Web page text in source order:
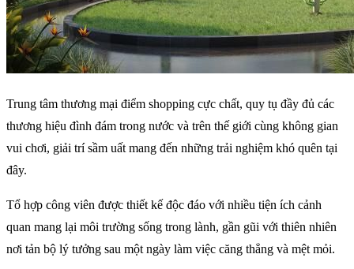
Trung tâm thương mại điểm shopping cực chất, quy tụ đầy đủ các
thương hiệu đình đám trong nước và trên thế giới cùng không gian
vui chơi, giải trí sầm uất mang đến những trải nghiệm khó quên tại
đây.
Tổ hợp công viên được thiết kế độc đáo với nhiều tiện ích cảnh
quan mang lại môi trường sống trong lành, gần gũi với thiên nhiên
nơi tản bộ lý tưởng sau một ngày làm việc căng thẳng và mệt mỏi.